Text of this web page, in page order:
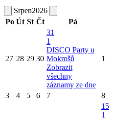
Srpen2026
Po Út St Čt Pá
27 28 29 30
31
1
DISCO Party u
Mokrošů
Zobrazit
všechny
záznamy ze dne
1
3 4 5 6 7 8
15
1